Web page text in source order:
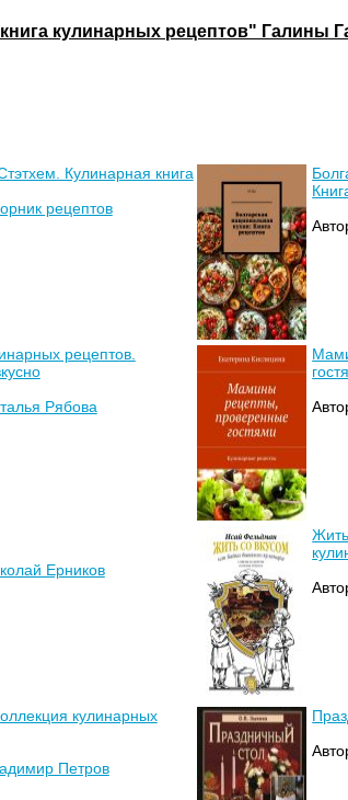
кулинарных рецептов" Галины
Кулинарная книга
рецептов
рецептов.
Рябова
Ерников
кулинарных
Петров